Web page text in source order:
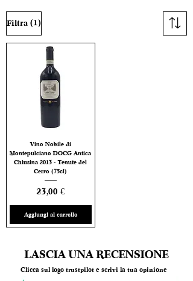
Filtra (1)
Vino Nobile di
Montepulciano DOCG Antica
Chiusina 2013 - Tenute del
Cerro (75cl)
Prezzo
23,00 €
Aggiungi al carrello
LASCIA UNA RECENSIONE
Clicca sul logo trustpilot e scrivi la tua opinione